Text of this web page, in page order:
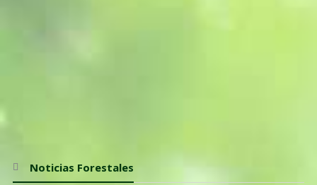
Noticias Forestales